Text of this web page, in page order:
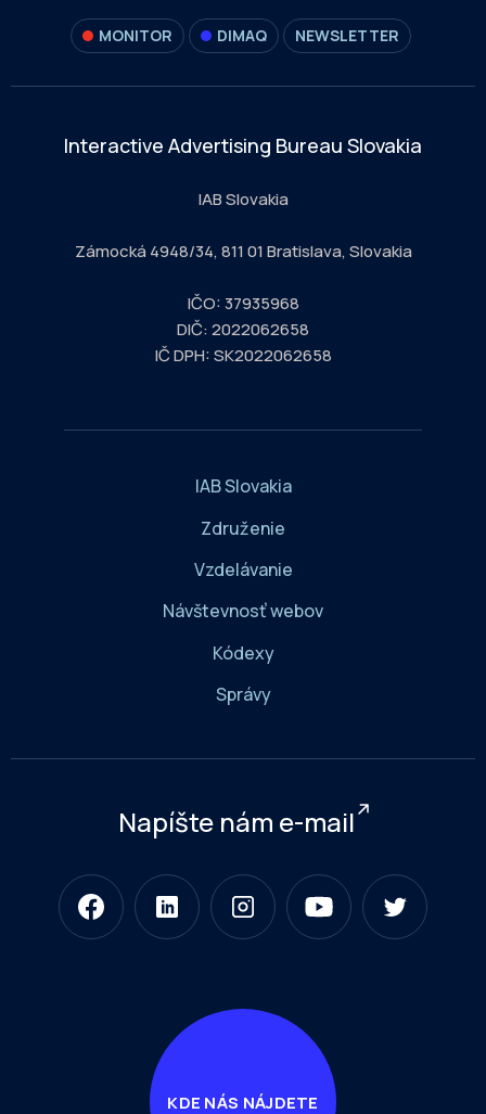
MONITOR DIMAQ NEWSLETTER
Interactive Advertising Bureau Slovakia
IAB Slovakia
Zámocká 4948/34, 811 01 Bratislava, Slovakia
IČO: 37935968
DIČ: 2022062658
IČ DPH: SK2022062658
IAB Slovakia
Združenie
Vzdelávanie
Návštevnosť webov
Kódexy
Správy
Napíšte nám e-mail
KDE NÁS NÁJDETE